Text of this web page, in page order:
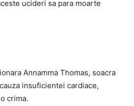
ucideri sa para moarte
Annamma Thomas, soacra
insuficientei cardiace,
crima.